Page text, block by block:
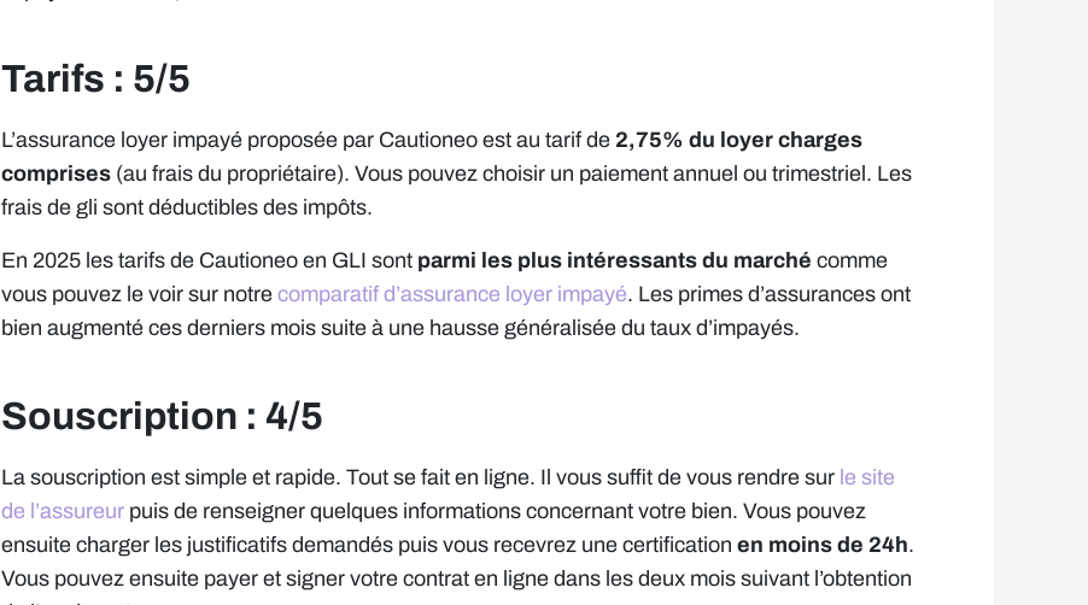
Tarifs : 5/5
L’assurance loyer impayé proposée par Cautioneo est au tarif de 2,75% du loyer charges
comprises(au frais du propriétaire). Vous pouvez choisir un paiement annuel ou trimestriel. Les
frais de gli sont déductibles des impôts.
En 2025 les tarifs de Cautioneo en GLI sont parmi les plus intéressants du marché comme
vous pouvez le voir sur notre comparatif d’assurance loyer impayé. Les primes d’assurances ont
bien augmenté ces derniers mois suite à une hausse généralisée du taux d’impayés.
Souscription : 4/5
La souscription est simple et rapide. Tout se fait en ligne. Il vous suffit de vous rendre sur le site
de l’assureurpuis de renseigner quelques informations concernant votre bien. Vous pouvez
ensuite charger les justificatifs demandés puis vous recevrez une certification en moins de 24h.
Vous pouvez ensuite payer et signer votre contrat en ligne dans les deux mois suivant l’obtention